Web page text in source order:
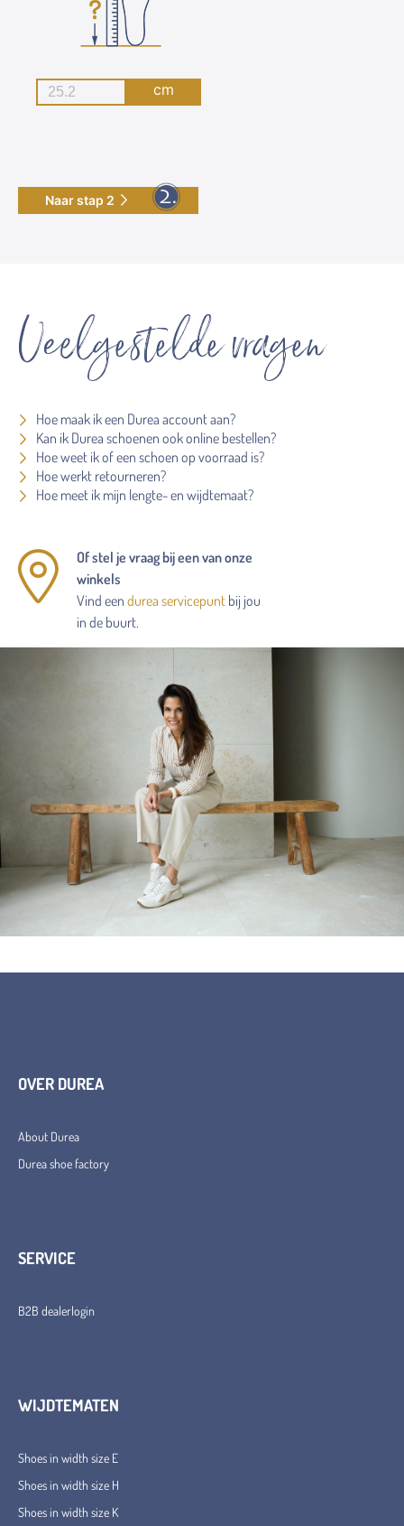
cm
Naar stap 2
Veelgestelde vragen
Hoe maak ik een Durea account aan?
Kan ik Durea schoenen ook online bestellen?
Hoe weet ik of een schoen op voorraad is?
Hoe werkt retourneren?
Hoe meet ik mijn lengte- en wijdtemaat?
Of stel je vraag bij een van onze
winkels
Vind een durea servicepunt bij jou
in de buurt.
OVER DUREA
About Durea
Durea shoe factory
SERVICE
B2B dealerlogin
WIJDTEMATEN
Shoes in width size E
Shoes in width size H
Shoes in width size K